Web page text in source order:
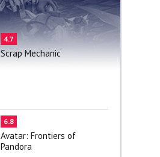
4.7
Scrap Mechanic
6.8
Avatar: Frontiers of
Pandora